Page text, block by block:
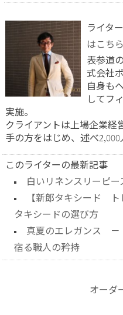
ライタ
はこち
表参道
式会社
自身も
してフ
実施。
クライアントは上場企業経
手の方をはじめ、述べ2,000
このライターの最新記事
白いリネンスリーピ
【新郎タキシード ト
タキシードの選び方
真夏のエレガンス －
宿る職人の矜持
オーダ